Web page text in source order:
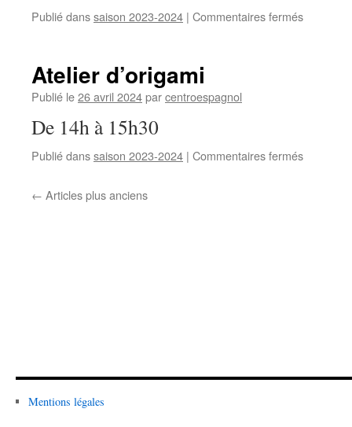
Publié danssaison 2023-2024 | Commentaires fermés
Atelier d’origami
Publié le26 avril 2024parcentroespagnol
De 14h à 15h30
Publié danssaison 2023-2024 | Commentaires fermés
← Articles plus anciens
Mentions légales